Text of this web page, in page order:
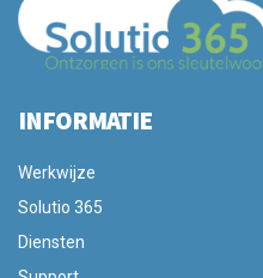
INFORMATIE
Werkwijze
Solutio 365
Diensten